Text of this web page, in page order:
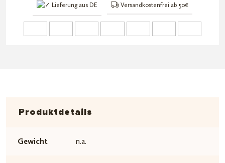
Lieferung aus DE Versandkostenfrei ab 50€
Produktdetails
Gewicht n.a.